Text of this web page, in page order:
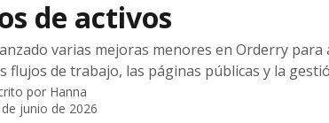
de activos
varias mejoras menores en Orderry
flujos de trabajo, las páginas públicas y la
por Hanna
junio de 2026